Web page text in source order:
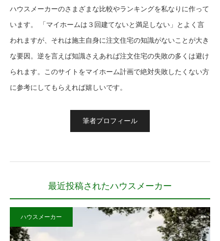
ハウスメーカーのさまざまな比較やランキングを私なりに作って
います。 「マイホームは３回建てないと満足しない」とよく言
われますが、それは施主自身に注文住宅の知識がないことが大き
な要因。逆を言えば知識さえあれば注文住宅の失敗の多くは避け
られます。このサイトをマイホーム計画で絶対失敗したくない方
に参考にしてもらえれば嬉しいです。
筆者プロフィール
最近投稿されたハウスメーカー
ハウスメーカー